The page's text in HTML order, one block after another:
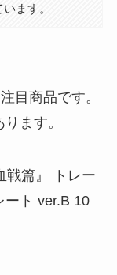
ます。
目商品です。
ます。
戦篇』 トレー
ート ver.B 10